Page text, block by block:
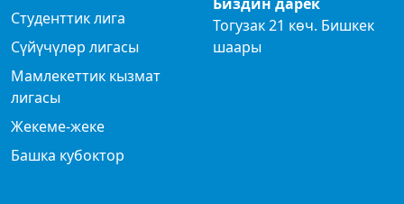
Студенттик лига
Сүйүчүлөр лигасы
Мамлекеттик кызмат
лигасы
Жекеме-жеке
Башка кубоктор
Тогузак 21 көч. Бишкек
шаары